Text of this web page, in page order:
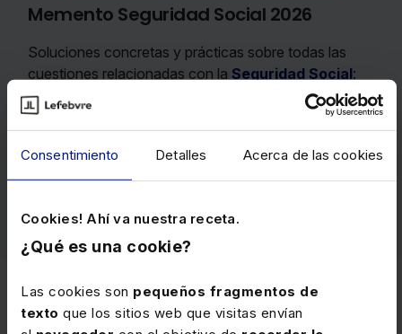
Consentimiento Detalles Acerca de las cookies
Cookies! Ahí va nuestra receta.
¿Qué es una cookie?
Las cookies son pequeños fragmentos de
texto que los sitios web que visitas envían
Memento Seguridad Social 2026
Soluciones concretas y prácticas sobre todas las
cuestiones relacionadas con la Seguridad Social:
cotización, recaudación, procedimientos de
reclamación y tramitación, devengo de prestaciones,
Precio136 €
Ver memento